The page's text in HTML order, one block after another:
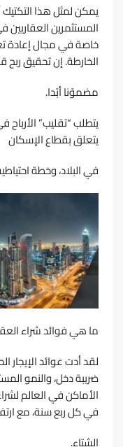
ﻳﻤﻜﻦ ﻟﻤﺜﻞ ﻫﺬا
اﻟﻤﺴﺘﺜﻤﺮﻳﻦ
ﺧﺎﺻﺔ ﻓﻲ ﻣﺠﺎل إﻋﺎدة
اﻟﺨﺎرﻃﺔ. إن ﺗﺤﻘﻴﻖ
ﻣﻀﻤﻮًﻧﺎ أﺑًﺪا.
ﻳﺘﻄﻠﺐ “ﺗﻘﻠﻴﺐ” اﻷرﺑﺎح
ﻳﺘﻌﻠﻖ ﺑﻘﻄﺎع اﻹﺳﻜﺎن
ﻓﻲ اﻟﺒﻼد، وﺧﻄﺔ
ﻣﺎ ﻫﻲ ﻓﻮاﺋﺪ ﺷﺮاء
ﻟﻘﺪ أدت ﻋﻮاﺋﺪ اﻹﻳﺠﺎر
ﺿﺮﻳﺒﺔ دﺧﻞ، واﻟﻨﻤﻮ
ﻓﻲ ﻛﻞ رﺑﻊ ﺳﻨﺔ، ﻣﻊ
اﻟﺸﺘﺎء.